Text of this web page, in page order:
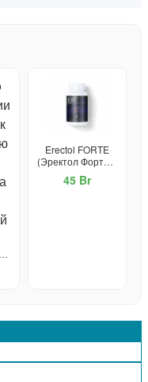
Erectol FORTE
(Эректол Форте) -
средство для
потенции
45 Br